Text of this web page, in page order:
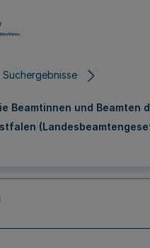
Suchergebnisse
Beamtinnen und Beamten